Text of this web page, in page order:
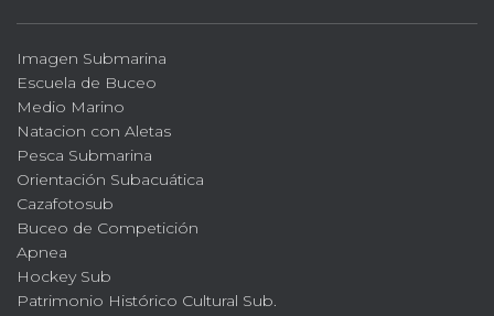
Imagen Submarina
Escuela de Buceo
Medio Marino
Natacion con Aletas
Pesca Submarina
Orientación Subacuática
Cazafotosub
Buceo de Competición
Apnea
Hockey Sub
Patrimonio Histórico Cultural Sub.